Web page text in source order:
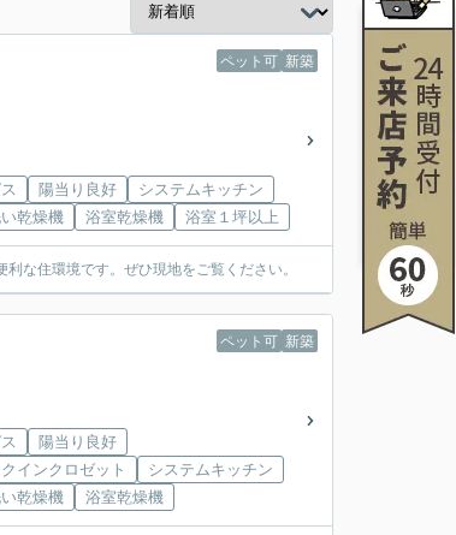
ペット可 新築
陽当り良好
システムキッチン
乾燥機
浴室乾燥機 浴室１坪以上
な住環境です。ぜひ現地をご覧ください。
ペット可 新築
陽当り良好
インクロゼット
システムキッチン
乾燥機
浴室乾燥機